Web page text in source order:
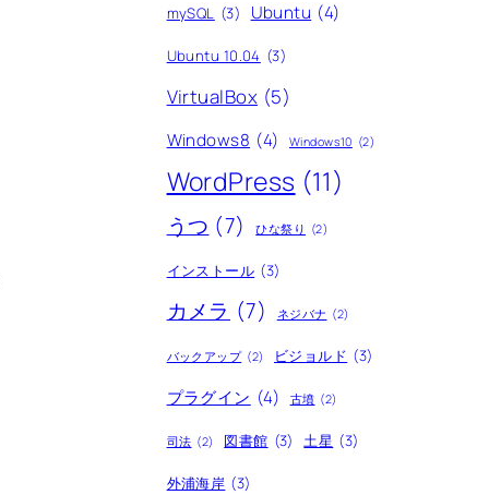
mySQL (3) Ubuntu (4)
Ubuntu 10.04 (3)
VirtualBox (5)
Windows8 (4) Windows10 (2)
WordPress (11)
うつ (7) ひな祭り (2)
インストール (3)
カメラ (7) ネジバナ (2)
バックアップ (2) ビジョルド (3)
プラグイン (4) 古墳 (2)
司法 (2) 図書館 (3) 土星 (3)
外浦海岸 (3)